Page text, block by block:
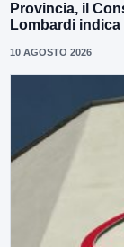
Provincia, il
Lombardi
10 AGOSTO 2026